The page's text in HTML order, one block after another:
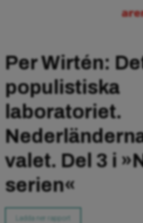
Per Wirtén:
populistiska
laboratoriet.
valet. Del 3 i
serien«
Ladda ner rapport